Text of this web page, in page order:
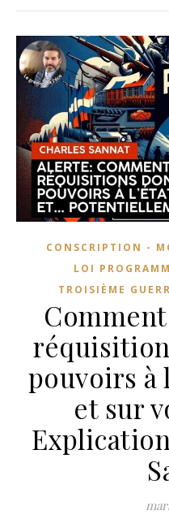
CONSCRIPTION -
LOI
TROISIÈME
pouvoirs à
et sur